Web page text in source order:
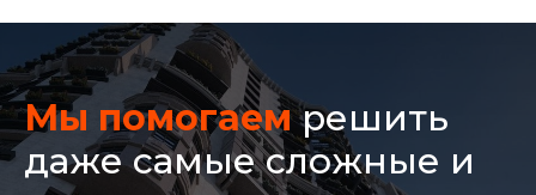
Мы помогаемрешить
даже самые сложные и